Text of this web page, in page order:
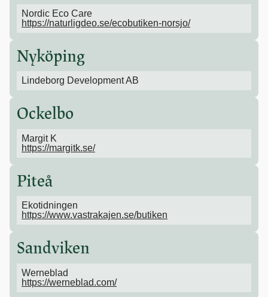
Nordic Eco Care
https://naturligdeo.se/ecobutiken-norsjo/
Nyköping
Lindeborg Development AB
Ockelbo
Margit K
https://margitk.se/
Piteå
Ekotidningen
https://www.vastrakajen.se/butiken
Sandviken
Werneblad
https://werneblad.com/